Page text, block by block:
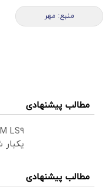
منبع: مهر
مطالب پیشنهادی
یکبار
مطالب پیشنهادی